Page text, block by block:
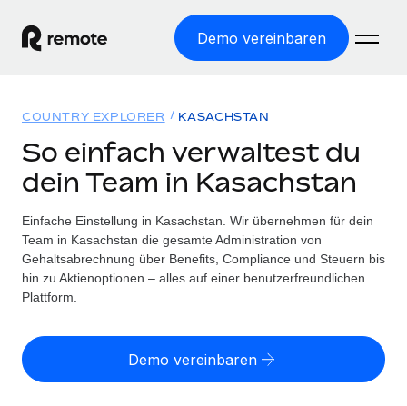
Demo vereinbaren
WELTWEITE BESCHÄFTIGUNG
Globale Payroll
Einfache, rechtssicher Payroll
Employer of Record
Weltweites Wachstum ohne Kosten für Niederlassungen
Contractor of Record
Rechtssichere, weltweite Arbeit mit Freelancer:innen
Lösungen
WELTWEITE ABDECKUNG
Country Explorer
Länderspezifische Unterstützung bei der Einstellung
Einfache Einstellung in allen US-Bundesstaaten
Ressourcen
TOOLS UND RECHNER
Scheinselbstständigkeitsrisiko berechnen
Personalkostenrechner
Preise
COUNTRY EXPLORER KASACHSTAN
So einfach verwaltest du
dein Team in Kasachstan
Einfache Einstellung in Kasachstan. Wir übernehmen für dein
Team in Kasachstan die gesamte Administration von
Gehaltsabrechnung über Benefits, Compliance und Steuern bis
hin zu Aktienoptionen – alles auf einer benutzerfreundlichen
Plattform.
Demo vereinbaren